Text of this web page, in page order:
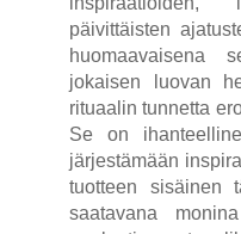
päivittäisten
huomaavaisena
jokaisen luovan
rituaalin tunnetta
Se on
järjestämään
tuotteen sisäinen
saatavana